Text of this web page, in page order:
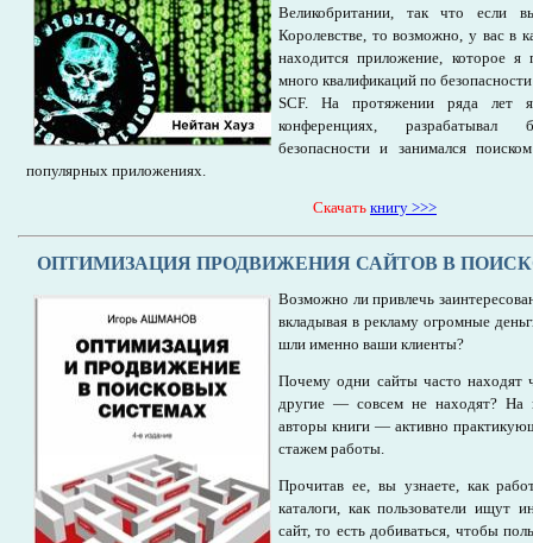
Великобритании, так что если
Королевстве, то возможно, у вас в
находится приложение, которое
много квалификаций по
SCF. На протяжении ряда лет
конференциях, разрабатывал
безопасности и занимался
популярных приложениях.
Cкачать книгу >>>
ОПТИМИЗАЦИЯ ПРОДВИЖЕНИЯ САЙТОВ В
Возможно ли привлечь
вкладывая в рекламу огромные
шли именно ваши клиенты?
Почему одни сайты часто находят
другие — совсем не находят? На
авторы книги — активно
стажем работы.
Прочитав ее, вы узнаете, как
каталоги, как пользователи ищут
сайт, то есть добиваться, чтобы